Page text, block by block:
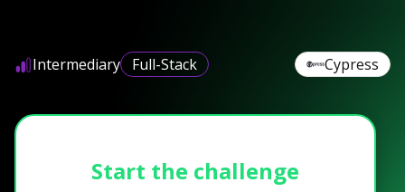
Intermediary Full-Stack Cypress
Start the challenge